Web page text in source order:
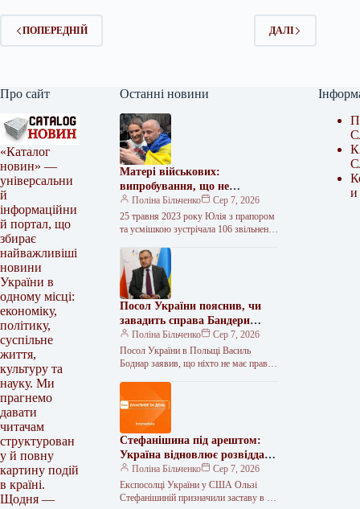
ПОПЕРЕДНІЙ ДАЛІ
Про сайт
«Каталог
новин» —
універсальни
й
інформаційни
й портал, що
збирає
найважливіші
новини
України в
одному місці:
економіку,
політику,
суспільне
життя,
культуру та
науку. Ми
прагнемо
давати
читачам
структурован
у й повну
картину подій
в країні.
Щодня —
Останні новини
Матері військових:
випробування, що не
поступаються полону
Поліна Більченко
Сер 7, 2026
25 травня 2023 року Юлія з прапором
та усмішкою зустрічала 106 звільнених
форма…
Посол України пояснив, чи
завадить справа Бандери
євроінтеграції
Поліна Більченко
Сер 7, 2026
Посол України в Польщі Василь
Боднар заявив, що ніхто не має права
Стефанішина під арештом:
Україна відновлює розвіддані
зі США
Поліна Більченко
Сер 7, 2026
Експосолці України у США Ользі
Стефанішиній призначили заставу в 6
и